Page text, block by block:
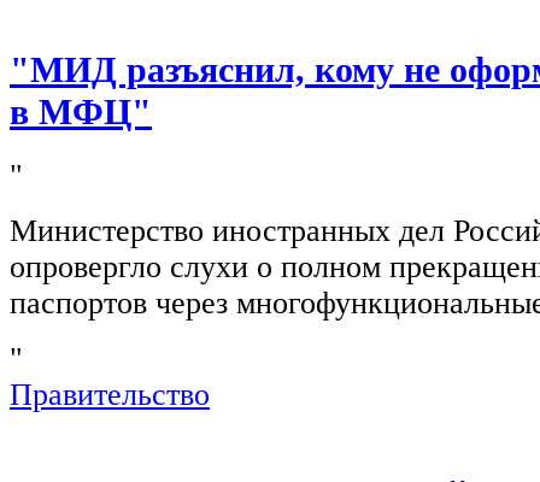
"МИД разъяснил, кому не
в МФЦ"
"
Министерство иностранных дел
опровергло слухи о полном
паспортов через
"
Правительство